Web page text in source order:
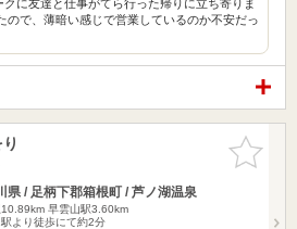
に友達と仕事がてら行った帰りに立ち寄りま
ので、薄暗い感じで営業しているのか不安だっ
お気に入
りに追加
県 / 足柄下郡箱根町 / 芦ノ湖温泉
早雲山駅3.60km
より徒歩にて約2分